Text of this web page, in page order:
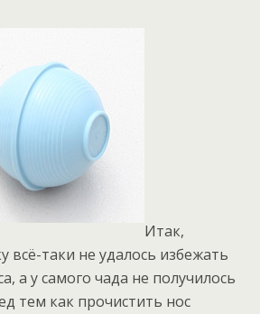
Итак,
всё-таки не удалось избежать
а у самого чада не получилось
тем как прочистить нос